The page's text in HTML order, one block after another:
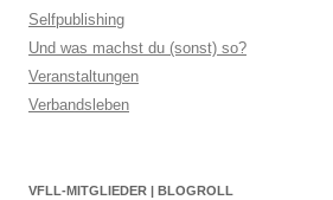
Selfpublishing
Und was machst du (sonst) so?
Veranstaltungen
Verbandsleben
VFLL-MITGLIEDER | BLOGROLL